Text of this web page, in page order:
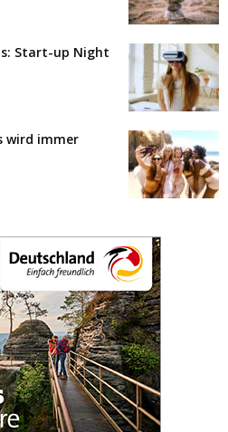
Start-up Night
wird immer